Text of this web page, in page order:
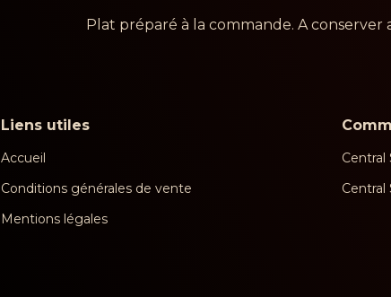
Plat préparé à la commande. A conserver
Liens utiles
Accueil
Conditions générales de vente
Mentions légales
Central
Central